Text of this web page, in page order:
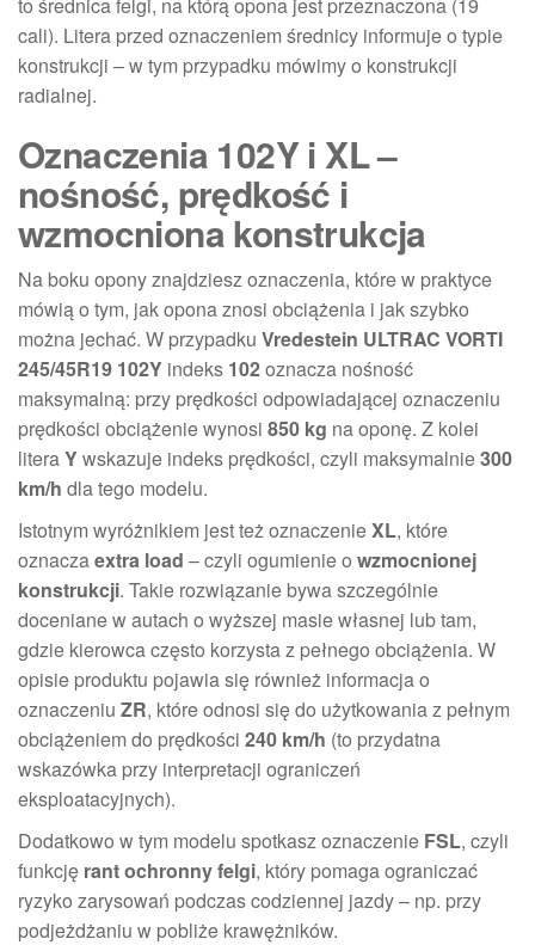
cali). Litera przed oznaczeniem średnicy informuje o typie
konstrukcji – w tym przypadku mówimy o konstrukcji
radialnej.
Oznaczenia 102Y i XL –
nośność, prędkość i
wzmocniona konstrukcja
Na boku opony znajdziesz oznaczenia, które w praktyce
mówią o tym, jak opona znosi obciążenia i jak szybko
można jechać. W przypadku Vredestein ULTRAC VORTI
245/45R19 102Y indeks 102oznacza nośność
maksymalną: przy prędkości odpowiadającej oznaczeniu
prędkości obciążenie wynosi 850 kg na oponę. Z kolei
literaY wskazuje indeks prędkości, czyli maksymalnie300
km/h dla tego modelu.
Istotnym wyróżnikiem jest też oznaczenieXL, które
oznaczaextra load – czyli ogumienie o wzmocnionej
konstrukcji. Takie rozwiązanie bywa szczególnie
doceniane w autach o wyższej masie własnej lub tam,
gdzie kierowca często korzysta z pełnego obciążenia. W
opisie produktu pojawia się również informacja o
oznaczeniu ZR, które odnosi się do użytkowania z pełnym
obciążeniem do prędkości 240 km/h (to przydatna
wskazówka przy interpretacji ograniczeń
eksploatacyjnych).
Dodatkowo w tym modelu spotkasz oznaczenie FSL, czyli
funkcję rant ochronny felgi, który pomaga ograniczać
ryzyko zarysowań podczas codziennej jazdy – np. przy
podjeżdżaniu w pobliże krawężników.